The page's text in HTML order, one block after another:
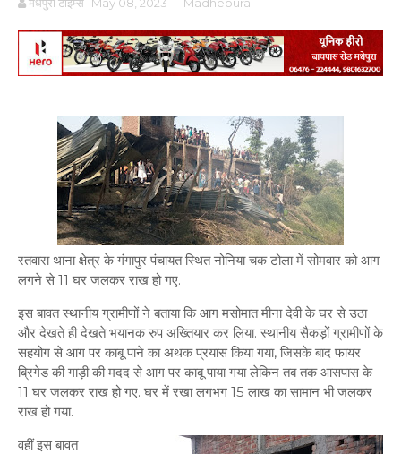
मधेपुरा टाइम्स May 08, 2023 - Madhepura
रतवारा थाना क्षेत्र के गंगापुर पंचायत स्थित नोनिया चक टोला में सोमवार को आग
लगने से 11 घर जलकर राख हो गए.
इस बावत स्थानीय ग्रामीणों ने बताया कि आग मसोमात मीना देवी के घर से उठा
और देखते ही देखते भयानक रुप अख्तियार कर लिया. स्थानीय सैकड़ों ग्रामीणों के
सहयोग से आग पर काबू पाने का अथक प्रयास किया गया, जिसके बाद फायर
ब्रिगेड की गाड़ी की मदद से आग पर काबू पाया गया लेकिन तब तक आसपास के
11 घर जलकर राख हो गए. घर में रखा लगभग 15 लाख का सामान भी जलकर
राख हो गया.
वहीं इस बावत